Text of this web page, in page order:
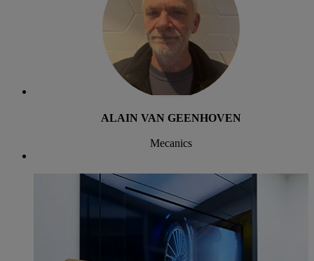
ALAIN VAN GEENHOVEN
Mecanics